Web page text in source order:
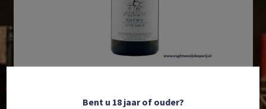
Bent u 18 jaar of ouder?